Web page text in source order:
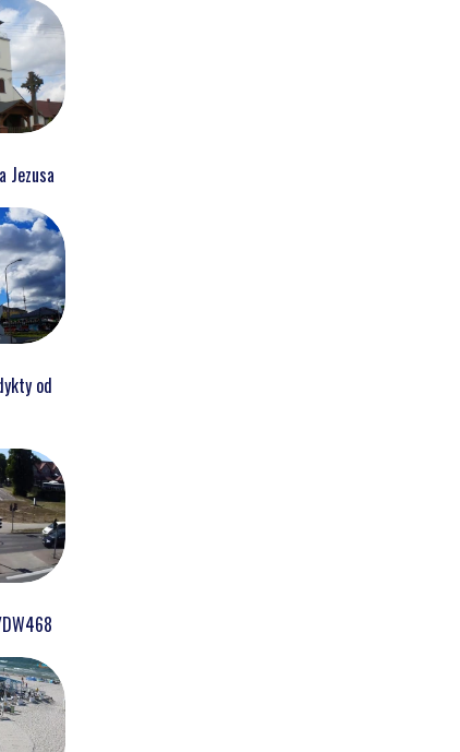
Jezusa
od